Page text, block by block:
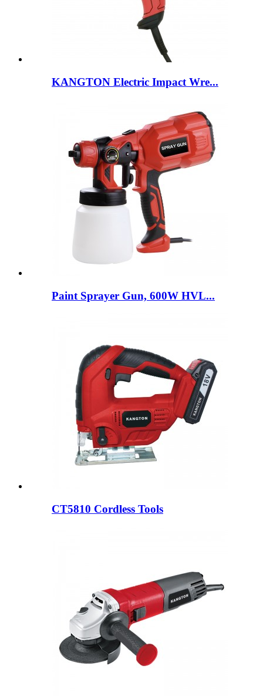
KANGTON Electric Impact Wre...
Paint Sprayer Gun, 600W HVL...
CT5810 Cordless Tools